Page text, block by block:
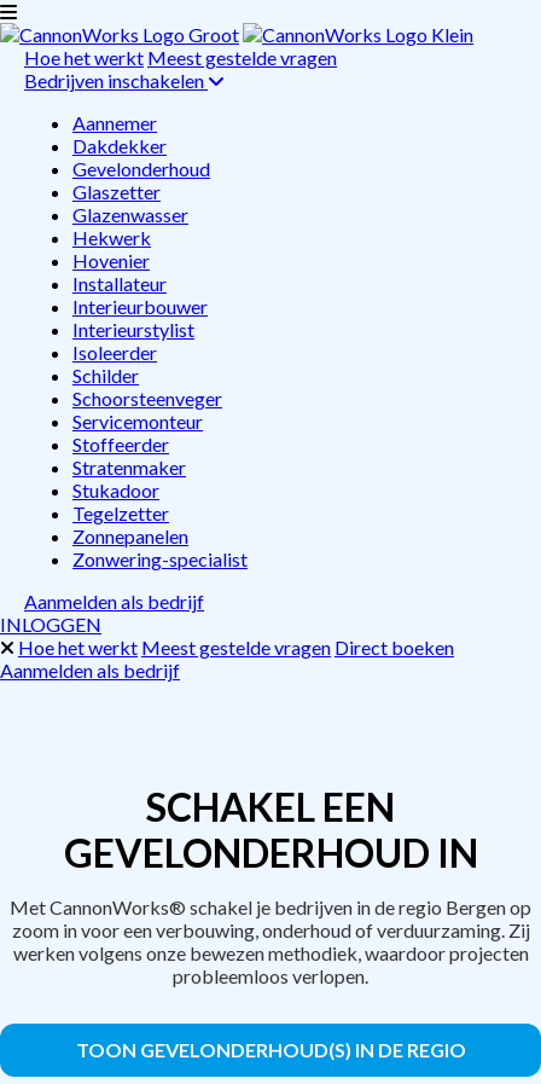
Hoe het werkt Meest gestelde vragen
Bedrijven inschakelen
Aannemer
Dakdekker
Gevelonderhoud
Glaszetter
Glazenwasser
Hekwerk
Hovenier
Installateur
Interieurbouwer
Interieurstylist
Isoleerder
Schilder
Schoorsteenveger
Servicemonteur
Stoffeerder
Stratenmaker
Stukadoor
Tegelzetter
Zonnepanelen
Zonwering-specialist
Aanmelden als bedrijf
INLOGGEN
Hoe het werkt Meest gestelde vragen Direct boeken
Aanmelden als bedrijf
SCHAKEL EEN
GEVELONDERHOUD IN
Met CannonWorks® schakel je bedrijven in de regio Bergen op
zoom in voor een verbouwing, onderhoud of verduurzaming. Zij
werken volgens onze bewezen methodiek, waardoor projecten
probleemloos verlopen.
TOON GEVELONDERHOUD(S) IN DE REGIO